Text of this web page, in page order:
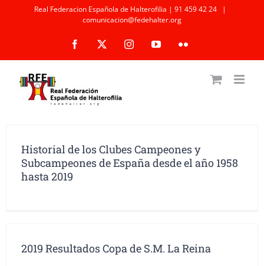
Real Federacion Española de Halterofilia | 91 459 42 24
|
comunicacion@fedehalter.org
Facebook InstagramYouTubeFlickr
Historial de los Clubes Campeones y
Subcampeones de España desde el año 1958
hasta 2019
2019 Resultados Copa de S.M. La Reina